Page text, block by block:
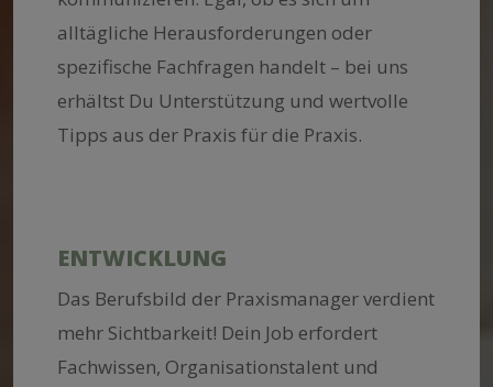
alltägliche Herausforderungen oder
spezifische Fachfragen handelt – bei uns
erhältst Du Unterstützung und wertvolle
Tipps aus der Praxis für die Praxis.
ENTWICKLUNG
Das Berufsbild der Praxismanager verdient
mehr Sichtbarkeit! Dein Job erfordert
Fachwissen, Organisationstalent und